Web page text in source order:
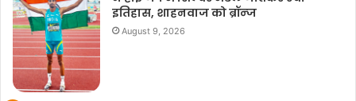
इतिहास, शाहनवाज को ब्रॉन्ज
August 9, 2026